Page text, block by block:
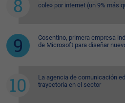
cole» por internet (un 9% más
Cosentino, primera empresa
de Microsoft para diseñar
La agencia de comunicación
trayectoria en el sector